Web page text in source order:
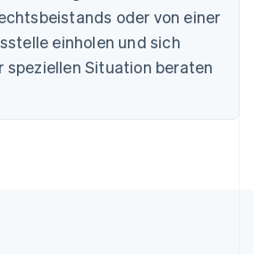
oder von einer
einholen und sich
speziellen Situation beraten